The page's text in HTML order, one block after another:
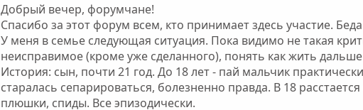
Добрый вечер, форумчане!
Спасибо за этот форум всем, кто принимает здесь участие.
У меня в семье следующая ситуация. Пока видимо не такая
неисправимое (кроме уже сделанного), понять как жить
История: сын, почти 21 год. До 18 лет - пай мальчик
старалась сепарироваться, болезненно правда. В 18
плюшки, спиды. Все эпизодически.